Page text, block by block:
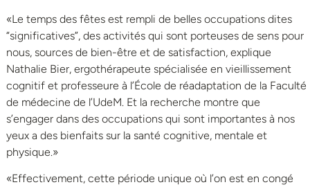
«Le temps des fêtes est rempli de belles occupations dites
“significatives”, des activités qui sont porteuses de sens pour
nous, sources de bien-être et de satisfaction, explique
Nathalie Bier, ergothérapeute spécialisée en vieillissement
cognitif et professeure à l’École de réadaptation de la Faculté
de médecine de l’UdeM. Et la recherche montre que
s’engager dans des occupations qui sont importantes à nos
yeux a des bienfaits sur la santé cognitive, mentale et
physique.»
«Effectivement, cette période unique où l’on est en congé